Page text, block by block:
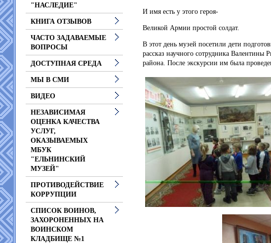
И имя есть у этого героя-
Великой Армии простой солдат.
В этот день музей посетили дети
рассказ научного сотрудника
района. ​После экскурсии им была
"НАСЛЕДИЕ"
КНИГА ОТЗЫВОВ
ЧАСТО ЗАДАВАЕМЫЕ
ВОПРОСЫ
ДОСТУПНАЯ СРЕДА
МЫ В СМИ
ВИДЕО
НЕЗАВИСИМАЯ
ОЦЕНКА КАЧЕСТВА
УСЛУГ,
ОКАЗЫВАЕМЫХ
МБУК
"ЕЛЬНИНСКИЙ
МУЗЕЙ"
ПРОТИВОДЕЙСТВИЕ
КОРРУПЦИИ
СПИСОК ВОИНОВ,
ЗАХОРОНЕННЫХ НА
ВОИНСКОМ
КЛАДБИЩЕ №1